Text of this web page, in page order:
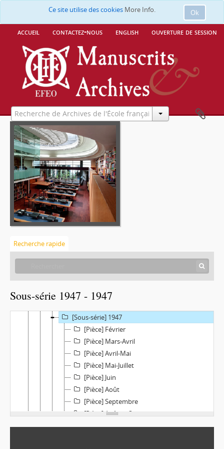
Ok
Ce site utilise des cookies More Info.
accueil contactez-nous english ouverture de session
Recherche rapide
Sous-série 1947 - 1947
[Sous-série] 1923
[Sous-série] 1925
[Sous-série] 1926
[Sous-série] 1927
[Sous-série] 1928
[Sous-série] 1930
[Sous-série] 1931
[Sous-série] 1932
[Sous-série] 1933
[Sous-série] 1934
[Sous-série] 1935
[Sous-série] 1936
[Sous-série] 1937
[Sous-série] 1938
[Sous-série] 1939
[Sous-série] 1942
[Sous-série] 1944
[Sous-série] 1945
[Sous-série] 1947
[Pièce] Février
[Pièce] Mars-Avril
[Pièce] Avril-Mai
[Pièce] Mai-Juillet
[Pièce] Juin
[Pièce] Août
[Pièce] Septembre
[Pièce] Août et Septembre
[Pièce] Août et Septembre (copie)